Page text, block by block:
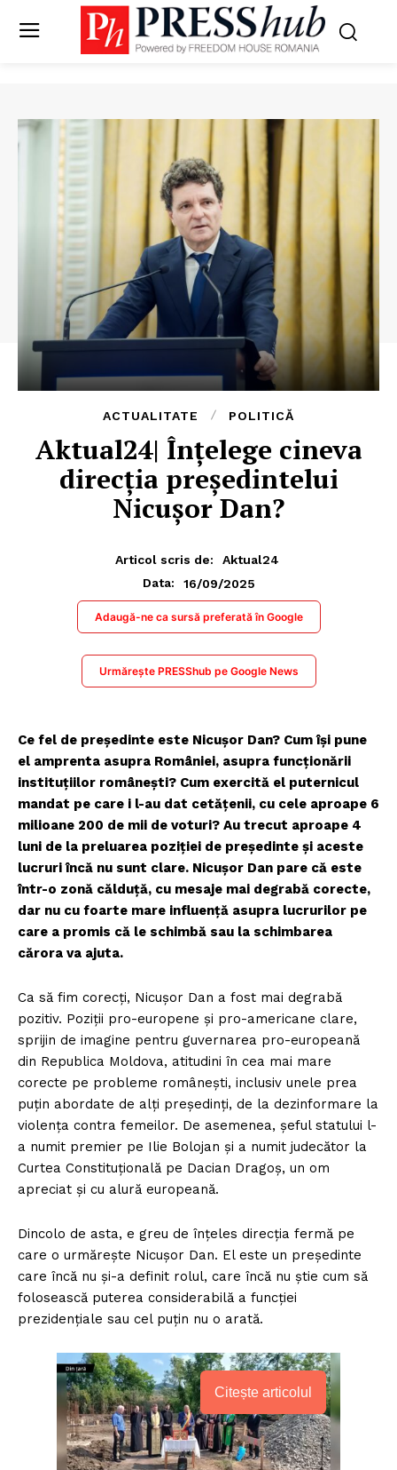
ACTUALITATE POLITICĂ
Aktual24| Înțelege cineva
direcția președintelui
Nicușor Dan?
Articol scris de:
Aktual24
Data:
16/09/2025
Adaugă-ne ca sursă preferată în Google
Urmărește PRESShub pe Google News
Ce fel de președinte este Nicușor Dan? Cum își pune
el amprenta asupra României, asupra funcționării
instituțiilor românești? Cum exercită el puternicul
mandat pe care i l-au dat cetățenii, cu cele aproape 6
milioane 200 de mii de voturi? Au trecut aproape 4
luni de la preluarea poziției de președinte și aceste
lucruri încă nu sunt clare. Nicușor Dan pare că este
într-o zonă călduță, cu mesaje mai degrabă corecte,
dar nu cu foarte mare influență asupra lucrurilor pe
care a promis că le schimbă sau la schimbarea
cărora va ajuta.
Ca să fim corecți, Nicușor Dan a fost mai degrabă
pozitiv. Poziții pro-europene și pro-americane clare,
sprijin de imagine pentru guvernarea pro-europeană
din Republica Moldova, atitudini în cea mai mare
corecte pe probleme românești, inclusiv unele prea
puțin abordate de alți președinți, de la dezinformare la
violența contra femeilor. De asemenea, șeful statului l-
a numit premier pe Ilie Bolojan și a numit judecător la
Curtea Constituțională pe Dacian Dragoș, un om
apreciat și cu alură europeană.
Dincolo de asta, e greu de înțeles direcția fermă pe
care o urmărește Nicușor Dan. El este un președinte
care încă nu și-a definit rolul, care încă nu știe cum să
folosească puterea considerabilă a funcției
prezidențiale sau cel puțin nu o arată.
Citește articolul